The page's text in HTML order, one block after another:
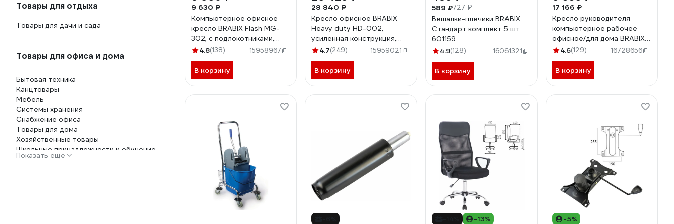
Товары для отдыха
Товары для дачи и сада
Товары для офиса и дома
Бытовая техника
Канцтовары
Мебель
Системы хранения
Снабжение офиса
Товары для дома
Хозяйственные товары
Школьные принадлежности и обучение
Показать еще
9 630 ₽
Компьютерное офисное
кресло BRABIX Flash MG-
302, с подлокотниками,
хром 530867
4.8(138) 15958967
В корзину
28 840 ₽
Кресло офисное BRABIX
Heavy duty HD-002,
усиленная конструкция,
нагрузка до 200 кг, ткань
4.7(249) 15959021
В корзину
589 ₽727 ₽
Вешалки-плечики BRABIX
Стандарт комплект 5 шт
601159
4.9(128) 16061321
В корзину
17 166 ₽
Кресло руководителя
компьютерное рабочее
офисное/для дома BRABIX
Pilot Ex-610 Ch premium,
4.6(129) 16728656
В корзину
-13% -5%